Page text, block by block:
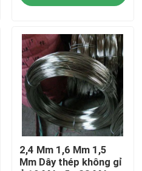
2,4 Mm 1,6 Mm 1,5
Mm Dây thép không gỉ